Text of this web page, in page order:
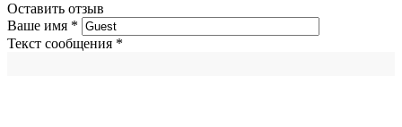
Оставить отзыв
Ваше имя *
Текст сообщения *